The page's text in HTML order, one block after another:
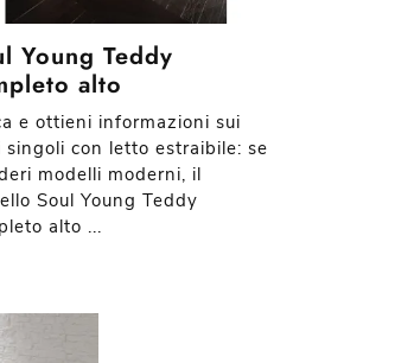
Young Teddy
alto
e ottieni informazioni sui
singoli con letto estraibile: se
modelli moderni, il
Soul Young Teddy
alto ...